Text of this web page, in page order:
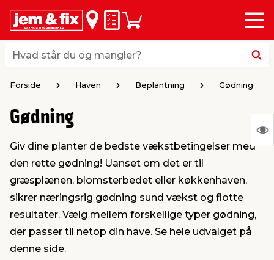
Hvad står du og mangler?
Hvad står du og mangler?
Huskeseddel
Indkøbskurv
Menu
loft & vægge
vinduer
brædder
& varme
& ophæng
& opbevaring
& armatur
& ventilation
Home
& kemikalier
& fugemasse
af værktøj
maskiner
Forside Haven Beplantning Gødning
Gødning
Giv dine planter de bedste vækstbetingelser med
den rette gødning! Uanset om det er til
græsplænen, blomsterbedet eller køkkenhaven,
sikrer næringsrig gødning sund vækst og flotte
resultater. Vælg mellem forskellige typer gødning,
der passer til netop din have. Se hele udvalget på
denne side.